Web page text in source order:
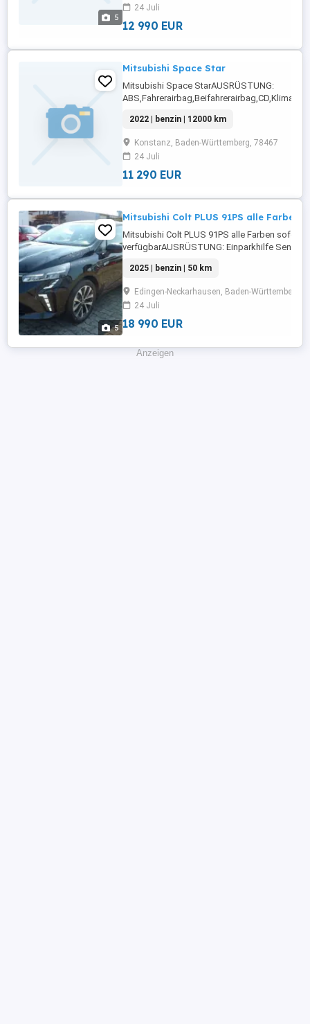
5
Scheinwerfer,LED-
24 Juli
12 990 EUR
Mitsubishi Space Star
Mitsubishi Space StarAUSRÜSTUNG:
2022 | benzin | 12000 km
Konstanz, Baden-Württemberg, 78467
24 Juli
11 290 EUR
5
Mitsubishi Colt PLUS 91PS alle Farben
Mitsubishi Colt PLUS 91PS alle Farben sofort
verfügbarAUSRÜSTUNG: Einparkhilfe
Lenkrad,Radio,DAB-Radio,LED-
...
2025 | benzin | 50 km
Edingen-Neckarhausen, Baden-Württemberg,
24 Juli
18 990 EUR
Anzeigen